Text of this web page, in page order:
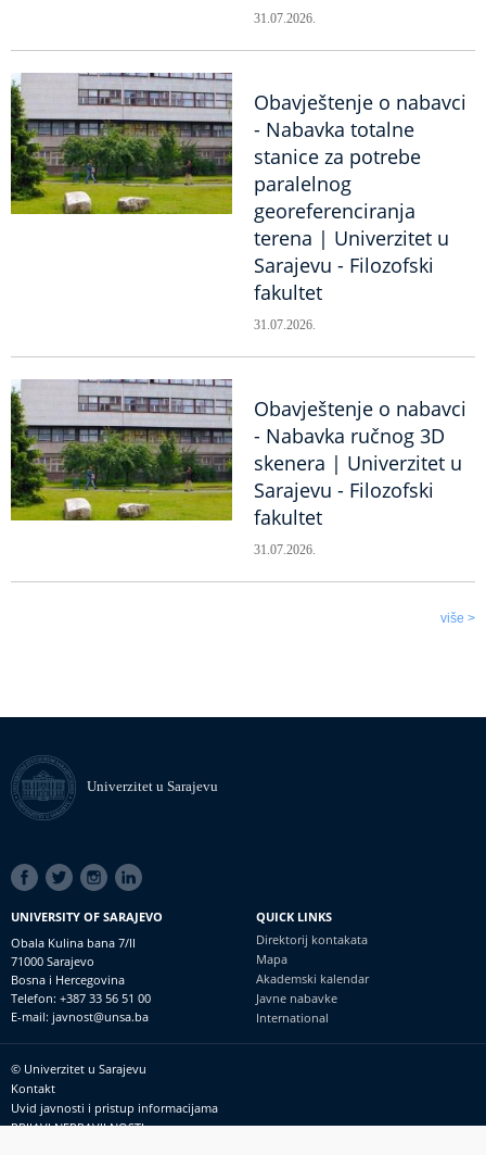
31.07.2026.
Obavještenje o nabavci
- Nabavka totalne
stanice za potrebe
paralelnog
georeferenciranja
terena | Univerzitet u
Sarajevu - Filozofski
fakultet
31.07.2026.
Obavještenje o nabavci
- Nabavka ručnog 3D
skenera | Univerzitet u
Sarajevu - Filozofski
fakultet
31.07.2026.
više >
Univerzitet u Sarajevu
SOCIAL
LINKS
UNIVERSITY OF SARAJEVO
Obala Kulina bana 7/II
71000 Sarajevo
Bosna i Hercegovina
Telefon: +387 33 56 51 00
E-mail: javnost@unsa.ba
QUICK LINKS
Direktorij kontakata
Mapa
Akademski kalendar
Javne nabavke
International
Footer
meni
© Univerzitet u Sarajevu
Kontakt
Uvid javnosti i pristup informacijama
PRIJAVI NEPRAVILNOSTI